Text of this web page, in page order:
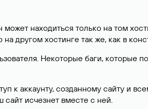
может находиться только на том
другом хостинге так же, как в
Некоторые баги, которые
к аккаунту, созданному сайту и
сайт исчезнет вместе с ней.